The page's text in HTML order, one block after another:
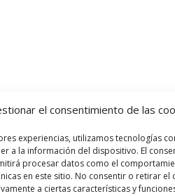
el consentimiento de las
experiencias, utilizamos tecnologías
a la información del dispositivo. El
procesar datos como el
en este sitio. No consentir o retirar el
a ciertas características y